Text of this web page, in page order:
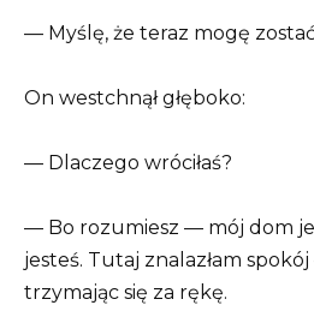
— Myślę, że teraz mogę
On westchnął głęboko:
— Dlaczego wróciłaś?
— Bo rozumiesz — mój dom
jesteś. Tutaj znalazłam
trzymając się za rękę.